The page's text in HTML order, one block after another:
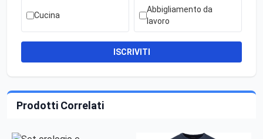
Cucina
Abbigliamento da
lavoro
ISCRIVITI
Prodotti Correlati